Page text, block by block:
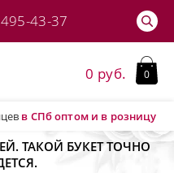
43-37
в СПбоптом и в розницу
0 руб. 0
ТАКОЙ БУКЕТ ТОЧНО